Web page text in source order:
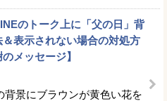
のトーク上に「父の日」背
表示されない場合の対処方
メッセージ】
背景にブラウンが黄色い花を